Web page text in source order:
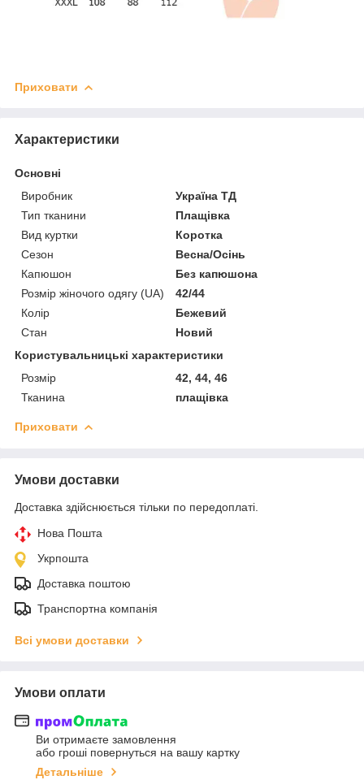
Приховати
Характеристики
Основні
Виробник
Україна ТД
Тип тканини
Плащівка
Вид куртки
Коротка
Сезон
Весна/Осінь
Капюшон
Без капюшона
Розмір жіночого одягу (UA)
42/44
Колір
Бежевий
Стан
Новий
Користувальницькі характеристики
Розмір
42, 44, 46
Тканина
плащівка
Приховати
Умови доставки
Доставка здійснюється тільки по передоплаті.
Нова Пошта
Укрпошта
Доставка поштою
Транспортна компанія
Всі умови доставки
Умови оплати
Ви отримаєте замовлення
або гроші повернуться на вашу картку
Детальніше